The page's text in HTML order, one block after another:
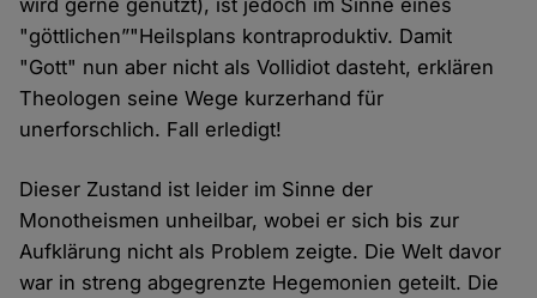
wird gerne genutzt), ist jedoch im Sinne eines
"göttlichen”"Heilsplans kontraproduktiv. Damit
"Gott" nun aber nicht als Vollidiot dasteht, erklären
Theologen seine Wege kurzerhand für
unerforschlich. Fall erledigt!
Dieser Zustand ist leider im Sinne der
Monotheismen unheilbar, wobei er sich bis zur
Aufklärung nicht als Problem zeigte. Die Welt davor
war in streng abgegrenzte Hegemonien geteilt. Die